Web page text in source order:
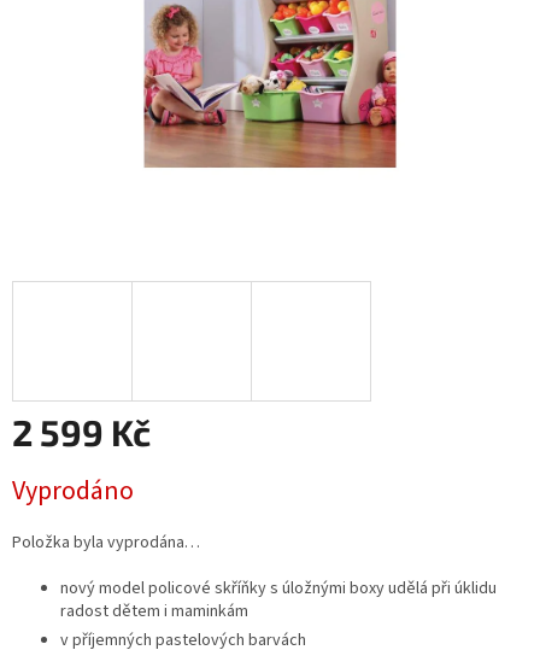
2 599 Kč
cena:
Vyprodáno
Položka byla vyprodána…
nový model policové skříňky s úložnými boxy udělá při úklidu
radost dětem i maminkám
v příjemných pastelových barvách